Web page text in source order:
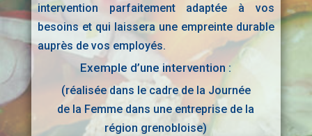
intervention parfaitement adaptée à vos
besoins et qui laissera une empreinte durable
auprès de vos employés.
Exemple d’une intervention :
(réalisée dans le cadre de la Journée
de la Femme dans une entreprise de la
région grenobloise)